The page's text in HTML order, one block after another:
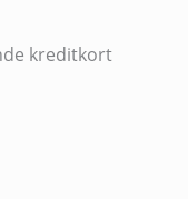
kreditkort